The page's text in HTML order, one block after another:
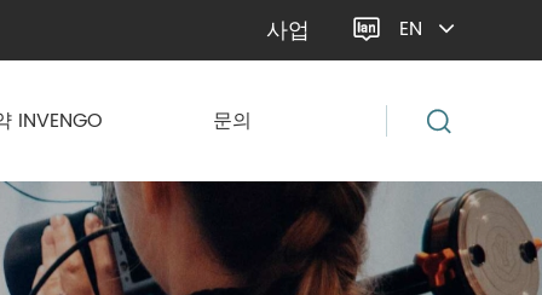
사업  EN
INVENGO 문의